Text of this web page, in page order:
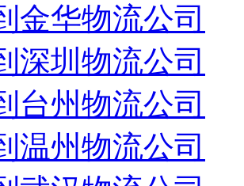
金华物流公司
深圳物流公司
台州物流公司
温州物流公司